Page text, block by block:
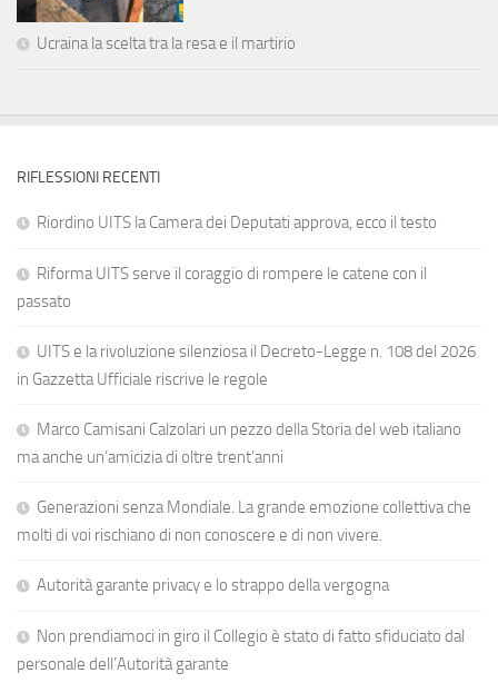
Ucraina la scelta tra la resa e il martirio
RIFLESSIONI RECENTI
Riordino UITS la Camera dei Deputati approva, ecco il testo
Riforma UITS serve il coraggio di rompere le catene con il
passato
UITS e la rivoluzione silenziosa il Decreto-Legge n. 108 del 2026
in Gazzetta Ufficiale riscrive le regole
Marco Camisani Calzolari un pezzo della Storia del web italiano
ma anche un’amicizia di oltre trent’anni
Generazioni senza Mondiale. La grande emozione collettiva che
molti di voi rischiano di non conoscere e di non vivere.
Autorità garante privacy e lo strappo della vergogna
Non prendiamoci in giro il Collegio è stato di fatto sfiduciato dal
personale dell’Autorità garante